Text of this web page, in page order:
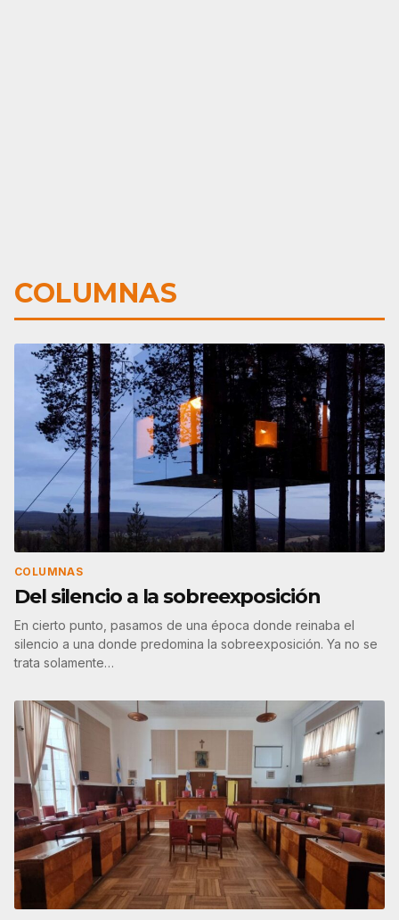
COLUMNAS
COLUMNAS
Del silencio a la sobreexposición
En cierto punto, pasamos de una época donde reinaba el
silencio a una donde predomina la sobreexposición. Ya no se
trata solamente…